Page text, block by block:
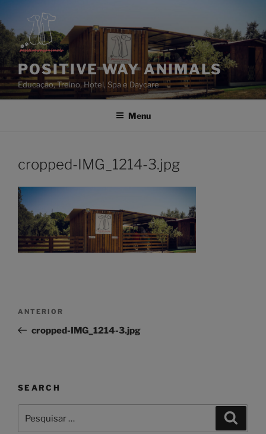
para
o
conteúdo
POSITIVE WAY ANIMALS
Educação, Treino, Hotel, Spa e Daycare
Menu
cropped-IMG_1214-3.jpg
artigos
Conteúdo
anterior
ANTERIOR
cropped-IMG_1214-3.jpg
SEARCH
por: